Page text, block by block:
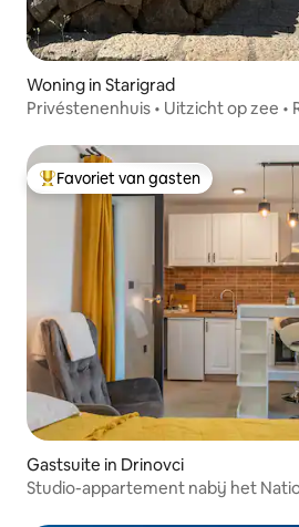
Woning in Starigrad
Privéstenenhuis • Uitzicht op zee •
Topfavoriet van gasten
Favoriet van gasten
Gastsuite in Drinovci
Studio-appartement nabij het